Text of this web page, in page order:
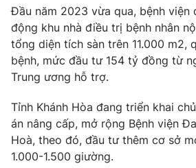
Đầu năm 2023 vừa qua, bệnh viện
động khu nhà điều trị bệnh nhân
tổng diện tích sàn trên 11.000 m2,
bệnh, mức đầu tư 154 tỷ đồng từ
Trung ương hỗ trợ.
Tỉnh Khánh Hòa đang triển khai
án nâng cấp, mở rộng Bệnh viện
Hoà, theo đó, đầu tư thêm cơ sở
1.000-1.500 giường.